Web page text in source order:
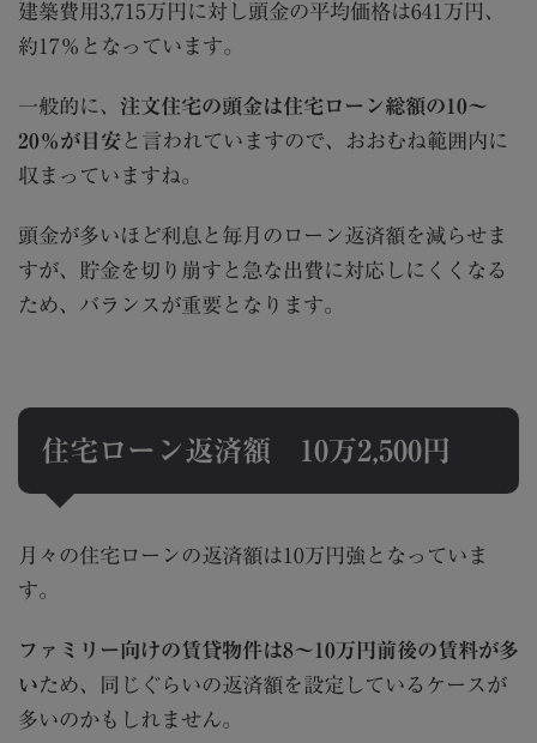
建築費用3,715万円に対し頭金の平均価格は641 万円、
約17％となっています。
一般的に、 注文住宅の頭金は住宅ローン総額の10～
20％が目安 と言われていますので、おおむね範囲内に
収まっていますね。
頭金が多いほど利息と毎月のローン返済額を減らせま
すが、貯金を切り崩すと急な出費に対応しにくくなる
ため、バランスが重要となります。
住宅ローン返済額 10万2,500 円
月々の住宅ローンの返済額は10万円強となっていま
す。
ファミリー向けの賃貸物件は8～10万円前後の賃料が多
いため、同じぐらいの返済額を設定しているケースが
多いのかもしれません。